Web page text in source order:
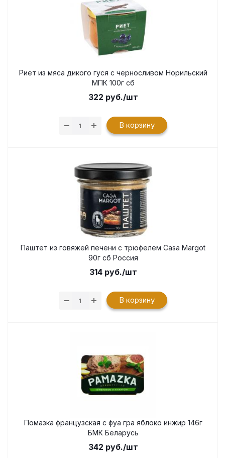
Риет из мяса дикого гуся с черносливом Норильский
МПК 100г сб
322 руб./шт
В корзину
Паштет из говяжей печени с трюфелем Casa Margot
90г сб Россия
314руб./шт
В корзину
Помазка французская с фуа гра яблоко инжир 146г
БМК Беларусь
342 руб./шт